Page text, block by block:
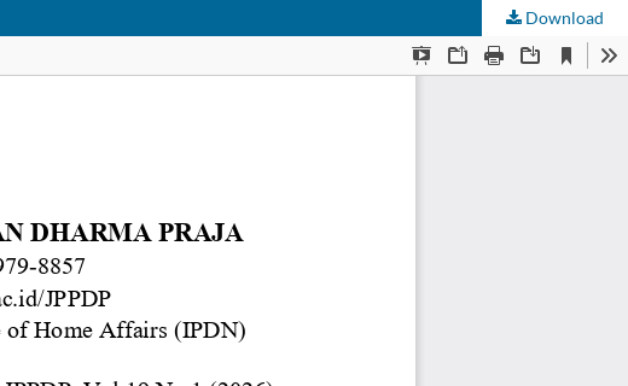
Download